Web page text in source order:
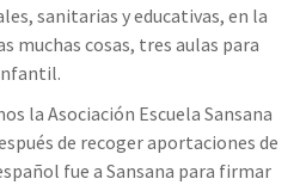
sanitarias y educativas, en la
muchas cosas, tres aulas para
la Asociación Escuela Sansana
de recoger aportaciones de
fue a Sansana para firmar